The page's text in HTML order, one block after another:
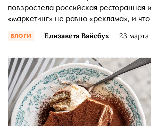
БЛОГИ Елизавета Вайсбух 23 марта
повзрослела российская ресторанная
«маркетинг» не равно «реклама», и